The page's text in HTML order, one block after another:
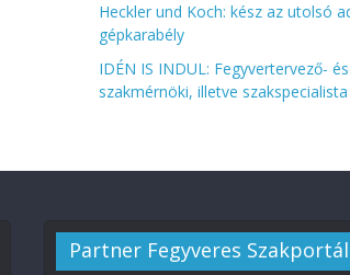
Heckler und Koch: kész az utolsó
gépkarabély
IDÉN IS INDUL: Fegyvertervező-
szakmérnöki, illetve szakspecialista
Partner Fegyveres